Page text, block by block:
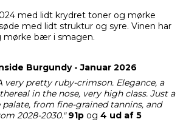
med lidt krydret toner og mørke
med lidt struktur og syre. Vinen har
mørke bær i smagen.
Burgundy - Januar 2026
very pretty ruby-crimson. Elegance, a
in the nose, very high class. Just a
from fine-grained tannins, and
2028-2030." 91p og 4 ud af 5